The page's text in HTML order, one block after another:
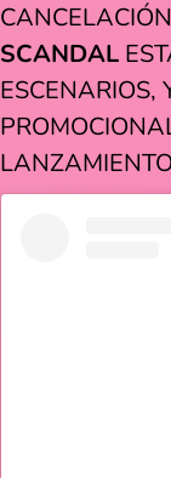
SCANDAL
ESCENARIOS,